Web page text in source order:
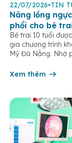
22/07/2026•TIN
Nâng lồng
phổi cho bé
Bé trai 10 tuổi
gia chương trình
Mỹ Đà Nẵng. Nhờ
ngày điều trị. Lõm
Xem thêm